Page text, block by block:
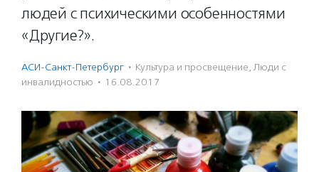
людей с психическими особенностями
«Другие?».
АСИ-Санкт-Петербург · Культура и просвещение, Люди с
инвалидностью · 16.08.2017